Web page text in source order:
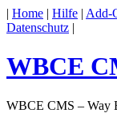
| Home | Hilfe | Add-
Datenschutz |
WBCE
WBCE CMS – Way